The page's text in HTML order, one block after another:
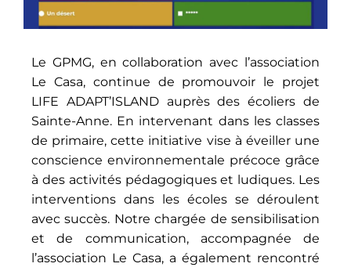
Le GPMG, en collaboration avec l’association
Le Casa, continue de promouvoir le projet
LIFE ADAPT’ISLAND auprès des écoliers de
Sainte-Anne. En intervenant dans les classes
de primaire, cette initiative vise à éveiller une
conscience environnementale précoce grâce
à des activités pédagogiques et ludiques. Les
interventions dans les écoles se déroulent
avec succès. Notre chargée de sensibilisation
et de communication, accompagnée de
l’association Le Casa, a également rencontré